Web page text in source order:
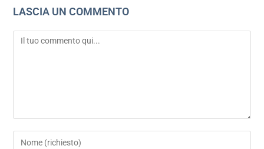
LASCIA UN COMMENTO